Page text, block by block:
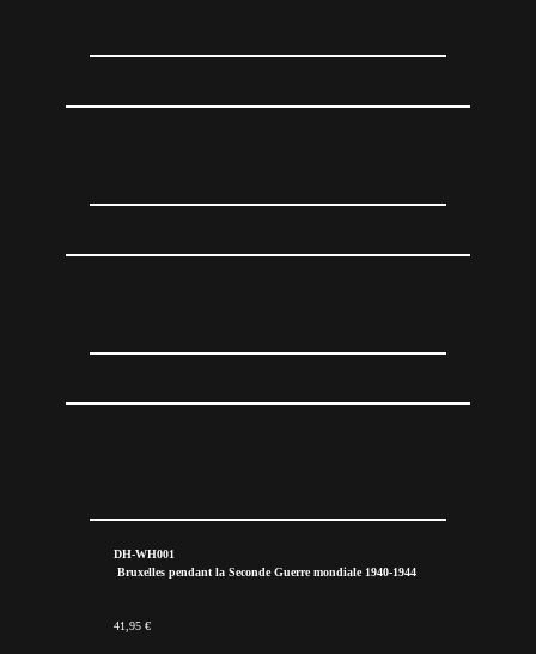
DH-WH001
Bruxelles pendant la Seconde Guerre mondiale 1940-1944
41,95 €